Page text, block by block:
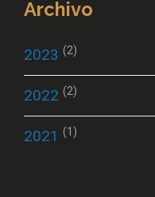
Archivo
2023 (2)
2022 (2)
2021 (1)